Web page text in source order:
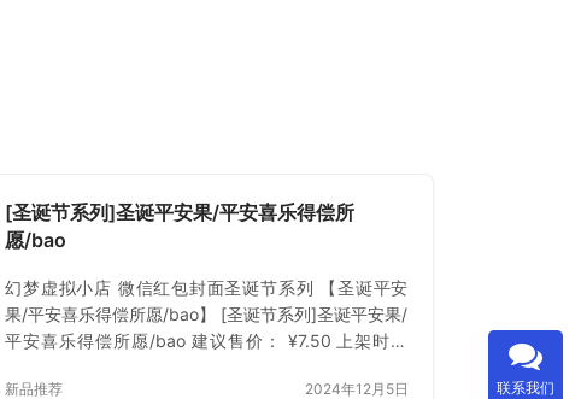
[圣诞节系列]圣诞平安果/平安喜乐得偿所
愿/bao
幻梦虚拟小店 微信红包封面圣诞节系列 【圣诞平安
果/平安喜乐得偿所愿/bao】 [圣诞节系列]圣诞平安果/
平安喜乐得偿所愿/bao 建议售价： ¥7.50 上架时间
新品推荐 2024年12月5日 联系我们